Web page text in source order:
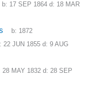
b: 17 SEP 1864 d: 18 MAR
b: 1872
22 JUN 1855 d:9 AUG
28 MAY 1832 d:28 SEP